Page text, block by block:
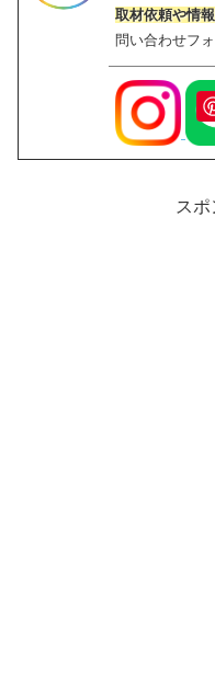
取材依頼や情
問い合わせフ
スポ